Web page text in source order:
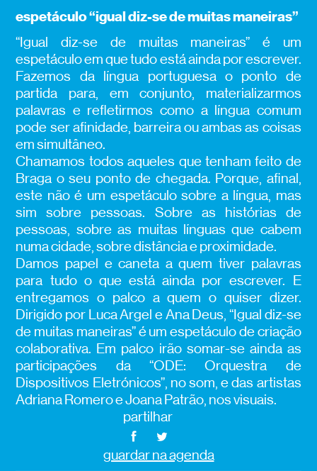
espetáculo “igual diz-se de muitas maneiras”
“Igual diz-se de muitas maneiras” é um
espetáculo em que tudo está ainda por escrever.
Fazemos da língua portuguesa o ponto de
partida para, em conjunto, materializarmos
palavras e refletirmos como a língua comum
pode ser afinidade, barreira ou ambas as coisas
em simultâneo.
Chamamos todos aqueles que tenham feito de
Braga o seu ponto de chegada. Porque, afinal,
este não é um espetáculo sobre a língua, mas
sim sobre pessoas. Sobre as histórias de
pessoas, sobre as muitas línguas que cabem
numa cidade, sobre distância e proximidade.
Damos papel e caneta a quem tiver palavras
para tudo o que está ainda por escrever. E
entregamos o palco a quem o quiser dizer.
Dirigido por Luca Argel e Ana Deus, “Igual diz-se
de muitas maneiras” é um espetáculo de criação
colaborativa. Em palco irão somar-se ainda as
participações da “ODE: Orquestra de
Dispositivos Eletrónicos”, no som, e das artistas
Adriana Romero e Joana Patrão, nos visuais.
partilhar
guardar na agenda